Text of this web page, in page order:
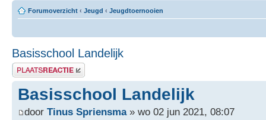
Forumoverzicht ‹ Jeugd ‹ Jeugdtoernooien
Basisschool Landelijk
Plaats een reactie
Basisschool Landelijk
door Tinus Spriensma» wo 02 jun 2021, 08:07